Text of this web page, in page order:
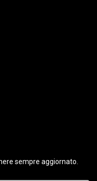
sempre aggiornato.